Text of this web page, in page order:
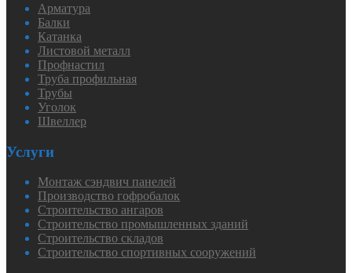
Арматура
Балки
Катанка
Листовой металл
Профнастил
Труба профильная
Трубы
Уголок
Швеллер
Услуги
Монтаж сэндвич панелей
Производство гофробалок
Строительство ангаров
Строительство промышленных зданий
Строительство складов
Строительство спортивных сооружений